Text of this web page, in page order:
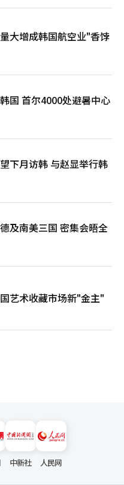
大增成韩国航空业"香饽
国 首尔4000处避暑中心
下月访韩 与赵显举行韩
及南美三国 密集会晤全
艺术收藏市场新"金主"
中新社 人民网